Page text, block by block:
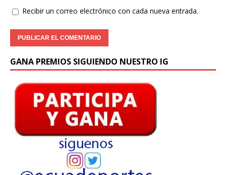
Recibir un correo electrónico con cada nueva entrada.
GANA PREMIOS SIGUIENDO NUESTRO IG